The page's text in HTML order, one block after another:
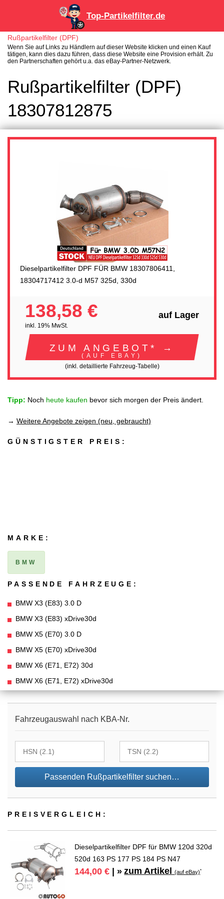
Top-Partikelfilter.de
Rußpartikelfilter (DPF)
Wenn Sie auf Links zu Händlern auf dieser Website klicken und einen Kauf
tätigen, kann dies dazu führen, dass diese Website eine Provision erhält. Zu
den Partnerschaften gehört u.a. das eBay-Partner-Netzwerk.
Rußpartikelfilter (DPF)
18307812875
Dieselpartikelfilter DPF FÜR BMW 18307806411,
18304717412 3.0-d M57 325d, 330d
138,58 €
inkl. 19% MwSt.
auf Lager
ZUM ANGEBOT* →
(AUF EBAY)
(inkl. detaillierte Fahrzeug-Tabelle)
Tipp: Noch heute kaufen bevor sich morgen der Preis ändert.
→ Weitere Angebote zeigen (neu, gebraucht)
GÜNSTIGSTER PREIS:
MARKE:
BMW
PASSENDE FAHRZEUGE:
BMW X3 (E83) 3.0 D
BMW X3 (E83) xDrive30d
BMW X5 (E70) 3.0 D
BMW X5 (E70) xDrive30d
BMW X6 (E71, E72) 30d
BMW X6 (E71, E72) xDrive30d
Fahrzeugauswahl nach KBA-Nr.
Passenden Rußpartikelfilter suchen…
PREIS­VER­GLEICH:
Dieselpartikelfilter DPF für BMW 120d 320d
520d 163 PS 177 PS 184 PS N47
144,00 € | » zum Artikel(auf eBay)*